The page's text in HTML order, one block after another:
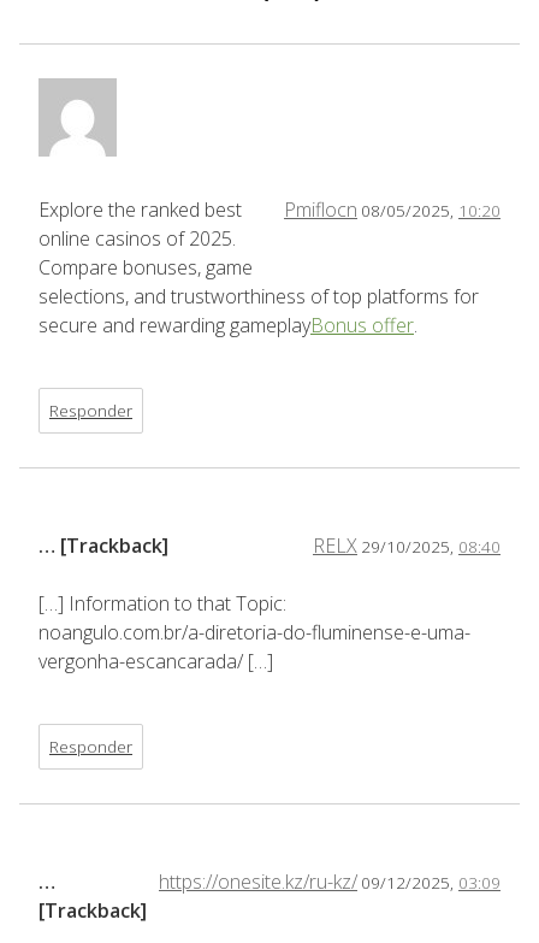
Pmiflocn 08/05/2025, 10:20
Explore the ranked best
online casinos of 2025.
Compare bonuses, game
selections, and trustworthiness of top platforms for
secure and rewarding gameplayBonus offer.
Responder
RELX 29/10/2025, 08:40
… [Trackback]
[…] Information to that Topic:
noangulo.com.br/a-diretoria-do-fluminense-e-uma-
vergonha-escancarada/ […]
Responder
https://onesite.kz/ru-kz/ 09/12/2025, 03:09
…
[Trackback]